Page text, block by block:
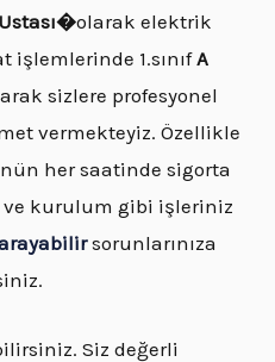
olarak elektrik
işlemlerinde 1.sınıfA
sizlere profesyonel
vermekteyiz. Özellikle
her saatinde sigorta
ve kurulum gibi işleriniz
sorunlarınıza
Siz değerli